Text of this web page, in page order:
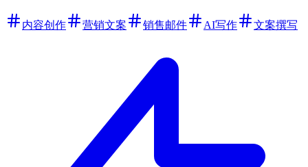
内容创作 营销文案 销售邮件 AI写作 文案撰写